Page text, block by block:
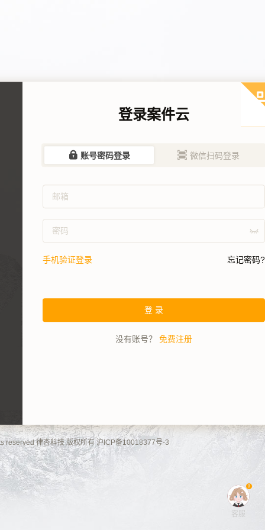
登录案件云
账号密码登录 微信扫码登录
手机验证登录 忘记密码?
登 录
没有账号？ 免费注册
reserved 律杏科技 版权所有 沪ICP备10018377号-3
客服